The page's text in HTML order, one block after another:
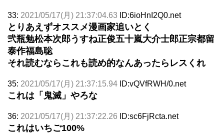
33: 2021/05/17(月) 21:37:04.63 ID:6ioHnI2Q0.net
とりあえずオススメ漫画家追いとく
弐瓶勉松本次郎うすね正俊五十嵐大介士郎正宗都留
泰作福島聡
それ読むならこれも読め的なんあったらレスくれ
35: 2021/05/17(月) 21:37:15.94 ID:vQVfRWH/0.net
これは「鬼滅」やろな
36: 2021/05/17(月) 21:37:22.26 ID:sc6FjRcta.net
これはいちご100%